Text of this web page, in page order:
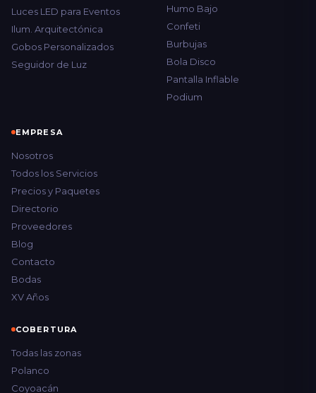
Luces LED para Eventos
Ilum. Arquitectónica
Gobos Personalizados
Seguidor de Luz
Humo Bajo
Confeti
Burbujas
Bola Disco
Pantalla Inflable
Podium
EMPRESA
Nosotros
Todos los Servicios
Precios y Paquetes
Directorio
Proveedores
Blog
Contacto
Bodas
XV Años
COBERTURA
Todas las zonas
Polanco
Coyoacán